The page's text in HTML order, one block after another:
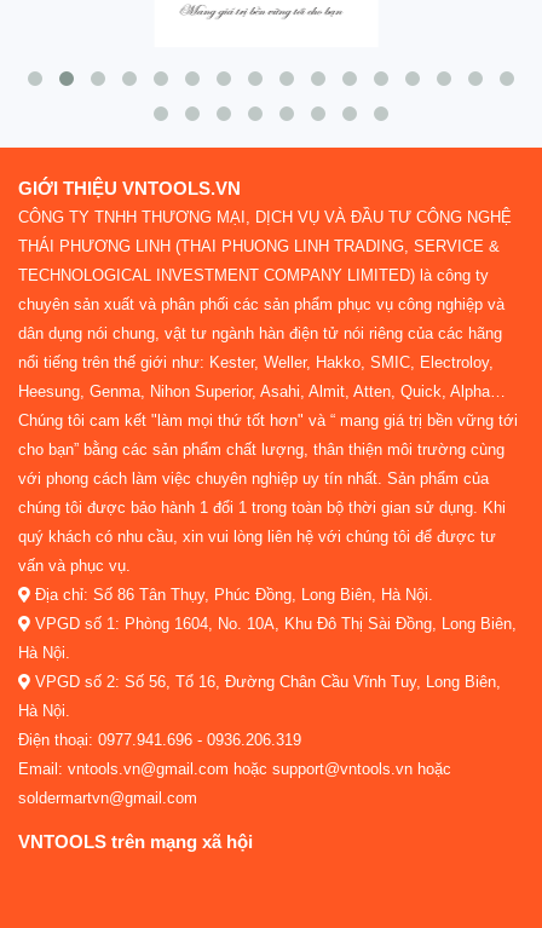
GIỚI THIỆU VNTOOLS.VN
CÔNG TY TNHH THƯƠNG MẠI, DỊCH VỤ VÀ ĐẦU TƯ CÔNG NGHỆ
THÁI PHƯƠNG LINH (THAI PHUONG LINH TRADING, SERVICE &
TECHNOLOGICAL INVESTMENT COMPANY LIMITED) là công ty
chuyên sản xuất và phân phối các sản phẩm phục vụ công nghiệp và
dân dụng nói chung, vật tư ngành hàn điện tử nói riêng của các hãng
nổi tiếng trên thế giới như: Kester, Weller, Hakko, SMIC, Electroloy,
Heesung, Genma, Nihon Superior, Asahi, Almit, Atten, Quick, Alpha…
Chúng tôi cam kết "làm mọi thứ tốt hơn" và “ mang giá trị bền vững tới
cho bạn” bằng các sản phẩm chất lượng, thân thiện môi trường cùng
với phong cách làm việc chuyên nghiệp uy tín nhất. Sản phẩm của
chúng tôi được bảo hành 1 đổi 1 trong toàn bộ thời gian sử dụng. Khi
quý khách có nhu cầu, xin vui lòng liên hệ với chúng tôi để được tư
vấn và phục vụ.
Địa chỉ: Số 86 Tân Thụy, Phúc Đồng, Long Biên, Hà Nội.
VPGD số 1: Phòng 1604, No. 10A, Khu Đô Thị Sài Đồng, Long Biên,
Hà Nội.
VPGD số 2: Số 56, Tổ 16, Đường Chân Cầu Vĩnh Tuy, Long Biên,
Hà Nội.
Điện thoại: 0977.941.696 - 0936.206.319
Email: vntools.vn@gmail.com hoặc support@vntools.vn hoặc
soldermartvn@gmail.com
VNTOOLS trên mạng xã hội